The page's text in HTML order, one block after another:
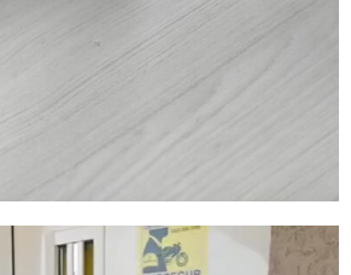
Tocador